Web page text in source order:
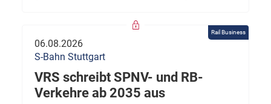
Rail Business
06.08.2026
S-Bahn Stuttgart
VRS schreibt SPNV- und RB-
Verkehre ab 2035 aus